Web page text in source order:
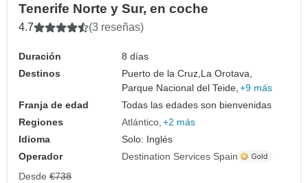
Tenerife Norte y Sur, en coche
4.7 (3 reseñas)
Duración
8 días
Destinos
Puerto de la Cruz, La Orotava,
Parque Nacional del Teide, +9 más
Franja de edad
Todas las edades son bienvenidas
Regiones
Atlántico +2 más
Idioma
Solo: Inglés
Operador
Destination Services Spain
Desde €738